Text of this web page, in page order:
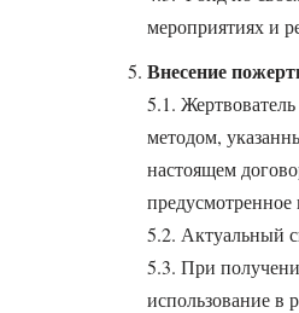
мероприятиях и
Внесение
5.1.
методом,
настоящем
предусмотренное
5.2. Актуальный
5.3. При
использование в